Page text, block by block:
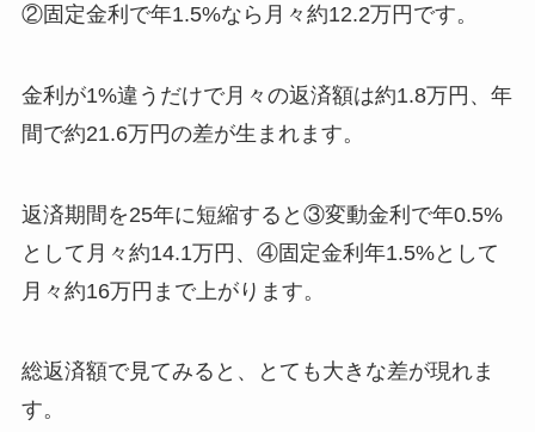
②固定金利で年1.5%なら月々約12.2万円です。
金利が1%違うだけで月々の返済額は約1.8万円、年
間で約21.6万円の差が生まれます。
返済期間を25年に短縮すると③変動金利で年0.5%
として月々約14.1万円、④固定金利年1.5%として
月々約16万円まで上がります。
総返済額で見てみると、とても大きな差が現れま
す。